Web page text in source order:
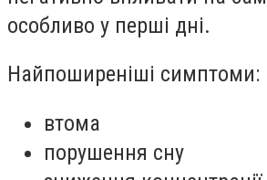
особливо у перші дні.
Найпоширеніші симптоми:
втома
порушення сну